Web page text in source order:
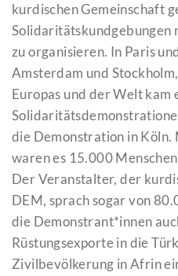
kurdischen Gemeinschaft
zu organisieren. In Paris
Amsterdam und
Europas und der Welt kam
die Demonstration in Köln.
waren es 15.000
Der Veranstalter, der
DEM, sprach sogar von
die Demonstrant*innen
Rüstungsexporte in die
Zivilbevölkerung in Afrin